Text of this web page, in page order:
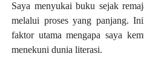
Saya menyukai buku sejak
melalui proses yang panjang.
faktor utama mengapa saya
menekuni dunia literasi.